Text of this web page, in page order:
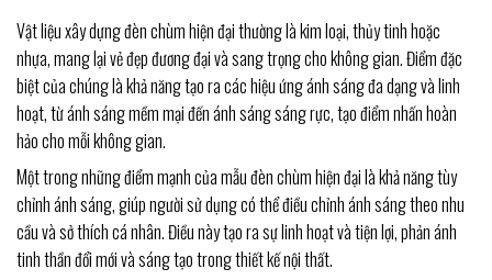
Vật liệu xây dựng đèn chùm hiện đại thường là kim loại, thủy tinh hoặc
nhựa, mang lại vẻ đẹp đương đại và sang trọng cho không gian. Điểm đặc
biệt của chúng là khả năng tạo ra các hiệu ứng ánh sáng đa dạng và linh
hoạt, từ ánh sáng mềm mại đến ánh sáng sáng rực, tạo điểm nhấn hoàn
hảo cho mỗi không gian.
Một trong những điểm mạnh của mẫu đèn chùm hiện đại là khả năng tùy
chỉnh ánh sáng, giúp người sử dụng có thể điều chỉnh ánh sáng theo nhu
cầu và sở thích cá nhân. Điều này tạo ra sự linh hoạt và tiện lợi, phản ánh
tinh thần đổi mới và sáng tạo trong thiết kế nội thất.